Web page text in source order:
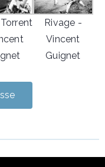
Rivage -
Vincent
Guignet